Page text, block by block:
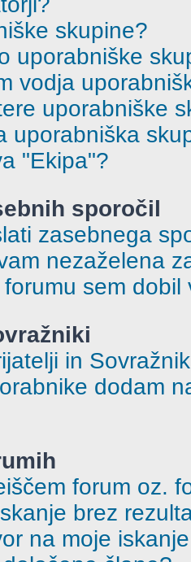
skupine?
uporabniške
vodja
uporabniške
uporabniška
"Ekipa"?
sporočil
zasebnega
nezaželena
sem
in
dodam
forum oz.
brez
na moje